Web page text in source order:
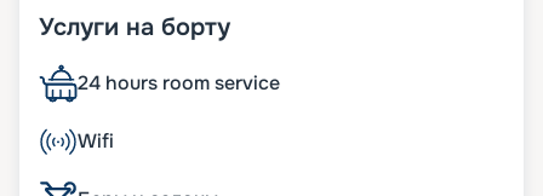
палубы и множество зон для отдыха позволят
видом на океан.
Кроме того, это первый лайнер во флоте Explora
Journeys, который работает на сжиженном
природном газе. Также на борту не используется
пластик, а также есть технологии утилизации
Услуги на борту
24 hours room service
Wifi